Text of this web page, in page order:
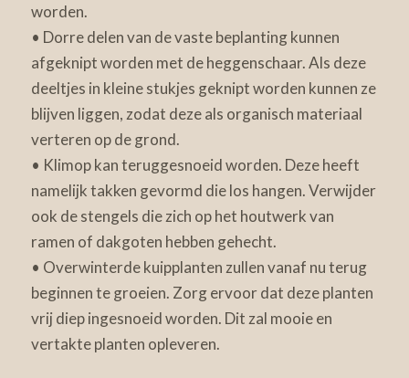
worden.
• Dorre delen van de vaste beplanting kunnen
afgeknipt worden met de heggenschaar. Als deze
deeltjes in kleine stukjes geknipt worden kunnen ze
blijven liggen, zodat deze als organisch materiaal
verteren op de grond.
• Klimop kan teruggesnoeid worden. Deze heeft
namelijk takken gevormd die los hangen. Verwijder
ook de stengels die zich op het houtwerk van
ramen of dakgoten hebben gehecht.
• Overwinterde kuipplanten zullen vanaf nu terug
beginnen te groeien. Zorg ervoor dat deze planten
vrij diep ingesnoeid worden. Dit zal mooie en
vertakte planten opleveren.